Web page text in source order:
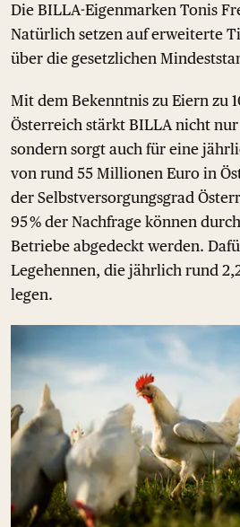
Die BILLA-Eigenmarken Tonis
Natürlich setzen auf erweiterte
über die gesetzlichen
Mit dem Bekenntnis zu Eiern zu
Österreich stärkt BILLA nicht
sondern sorgt auch für eine
von rund 55 Millionen Euro in
der Selbstversorgungsgrad
95 % der Nachfrage können
Betriebe abgedeckt werden.
Legehennen, die jährlich rund
legen.